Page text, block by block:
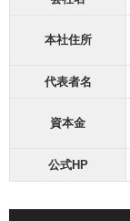
本社住所
代表者名
資本金
公式HP